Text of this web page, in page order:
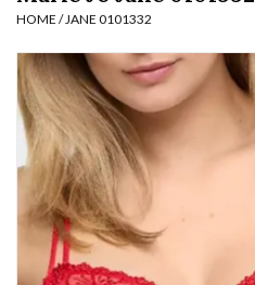
Body
Nachtmode
Solden
Homewear
HOME / JANE 0101332